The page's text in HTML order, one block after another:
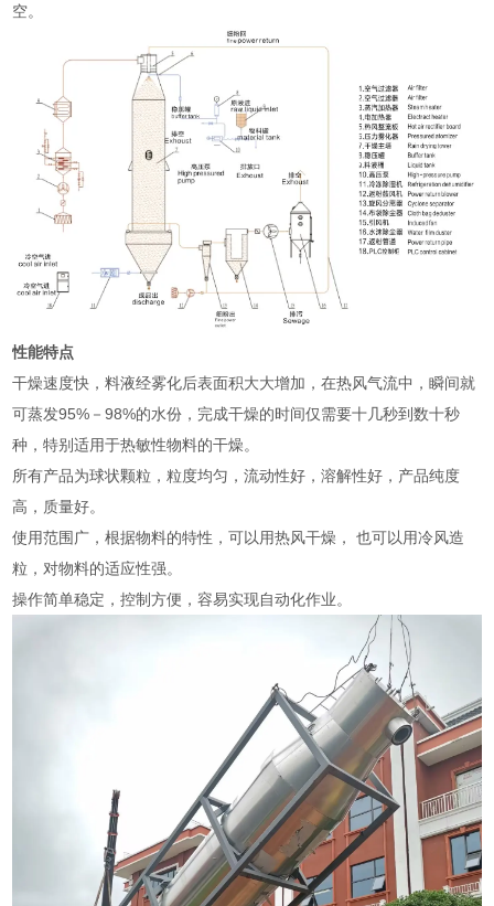
空。
性能特点
干燥速度快，料液经雾化后表面积大大增加，在热风气流中，瞬间就
可蒸发95%－98%的水份，完成干燥的时间仅需要十几秒到数十秒
种，特别适用于热敏性物料的干燥。
所有产品为球状颗粒，粒度均匀，流动性好，溶解性好，产品纯度
高，质量好。
使用范围广，根据物料的特性，可以用热风干燥， 也可以用冷风造
粒，对物料的适应性强。
操作简单稳定，控制方便，容易实现自动化作业。